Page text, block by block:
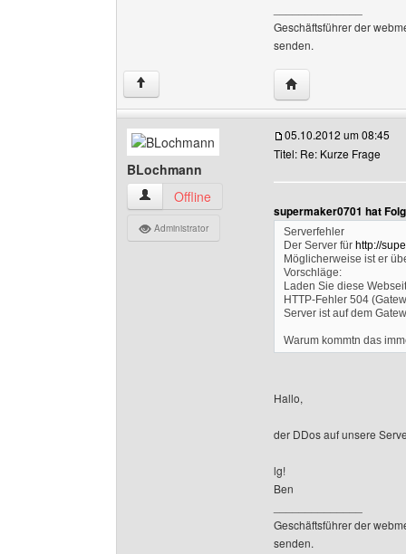
Geschäftsführer der
senden.
↑ Website dieses
BLochmann
BLochmann Benutzer-Profile anzeigen
Offline
Administrator
05.10.2012 um 08:45
Titel: Re: Kurze Frage
supermaker0701 hat
Serverfehler
Der Server für http://
Möglicherweise ist er
Vorschläge:
Laden Sie diese
HTTP-Fehler 504
Server ist auf dem
Warum kommtn das
Hallo,
der DDos auf unsere
lg!
Ben
Geschäftsführer der
senden.